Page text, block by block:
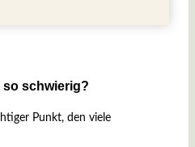
schwierig?
Punkt, den viele